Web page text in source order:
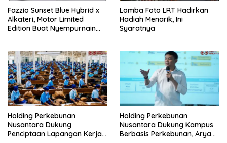
Fazzio Sunset Blue Hybrid x
Alkateri, Motor Limited
Edition Buat Nyempurnain
Lomba Foto LRT Hadirkan
Hadiah Menarik, Ini
Syaratnya
Holding Perkebunan
Nusantara Dukung
Penciptaan Lapangan Kerja,
Holding Perkebunan
Nusantara Dukung Kampus
Berbasis Perkebunan, Arya